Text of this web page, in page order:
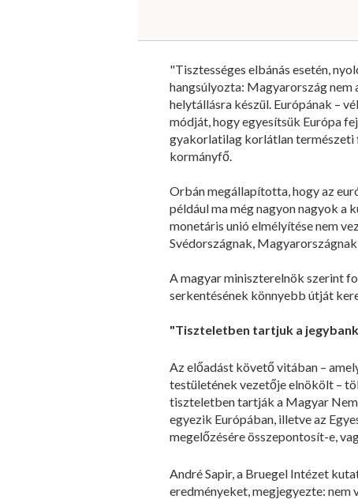
"Tisztességes elbánás esetén,
hangsúlyozta: Magyarország nem
helytállásra készül. Európának –
módját, hogy egyesítsük Európa
gyakorlatilag korlátlan természeti
kormányfő.
Orbán megállapította, hogy az
például ma még nagyon nagyok
monetáris unió elmélyítése nem
Svédországnak,
A magyar miniszterelnök szerint
serkentésének könnyebb útját
"Tiszteletben tartjuk a
Az előadást követő vitában –
testületének vezetője elnökölt –
tiszteletben tartják a Magyar
egyezik Európában, illetve az
megelőzésére összepontosít-e,
André Sapir, a Bruegel Intézet
eredményeket, megjegyezte: